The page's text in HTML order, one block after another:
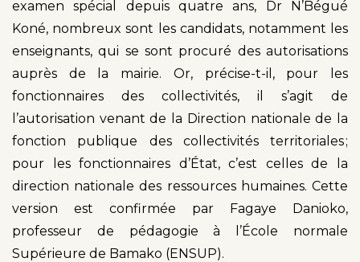
examen spécial depuis quatre ans, Dr N’Bégué
Koné, nombreux sont les candidats, notamment les
enseignants, qui se sont procuré des autorisations
auprès de la mairie. Or, précise-t-il, pour les
fonctionnaires des collectivités, il s’agit de
l’autorisation venant de la Direction nationale de la
fonction publique des collectivités territoriales ;
pour les fonctionnaires d’État, c’est celles de la
direction nationale des ressources humaines. Cette
version est confirmée par Fagaye Danioko,
professeur de pédagogie à l’École normale
Supérieure de Bamako (ENSUP).